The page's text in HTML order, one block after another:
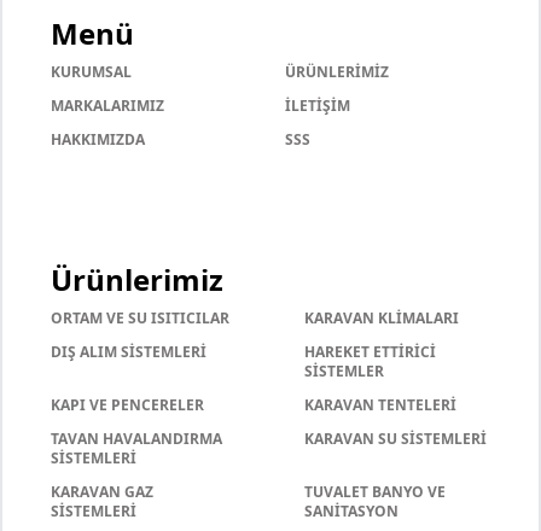
Menü
KURUMSAL
ÜRÜNLERİMİZ
MARKALARIMIZ
İLETİŞİM
HAKKIMIZDA
SSS
Ürünlerimiz
ORTAM VE SU ISITICILAR
KARAVAN KLİMALARI
DIŞ ALIM SİSTEMLERİ
HAREKET ETTİRİCİ
SİSTEMLER
KAPI VE PENCERELER
KARAVAN TENTELERİ
TAVAN HAVALANDIRMA
SİSTEMLERİ
KARAVAN SU SİSTEMLERİ
KARAVAN GAZ
SİSTEMLERİ
TUVALET BANYO VE
SANİTASYON